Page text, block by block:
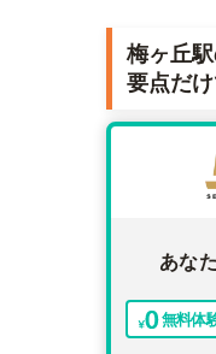
梅ヶ丘
要点だ
あな
無料体